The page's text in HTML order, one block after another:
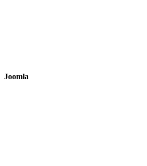
Joomla